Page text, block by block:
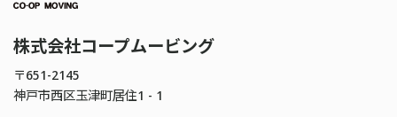
株式会社コープムービング
〒651-2145
神戸市西区玉津町居住1 - 1